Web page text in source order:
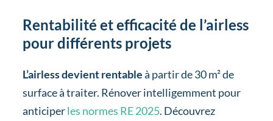
Rentabilité et efficacité de l’airless
pour différents projets
L’airless devient rentableà partir de 30 m² de
surface à traiter. Rénover intelligemment pour
anticiperles normes RE 2025. Découvrez